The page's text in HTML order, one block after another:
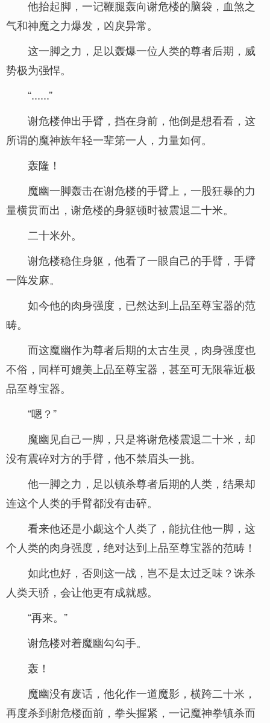
他抬起脚，一记鞭腿轰向谢危楼的脑袋，血煞之
气和神魔之力爆发，凶戾异常。
这一脚之力，足以轰爆一位人类的尊者后期，威
势极为强悍。
“......”
谢危楼伸出手臂，挡在身前，他倒是想看看，这
所谓的魔神族年轻一辈第一人，力量如何。
轰隆！
魔幽一脚轰击在谢危楼的手臂上，一股狂暴的力
量横贯而出，谢危楼的身躯顿时被震退二十米。
二十米外。
谢危楼稳住身躯，他看了一眼自己的手臂，手臂
一阵发麻。
如今他的肉身强度，已然达到上品至尊宝器的范
畴。
而这魔幽作为尊者后期的太古生灵，肉身强度也
不俗，同样可媲美上品至尊宝器，甚至可无限靠近极
品至尊宝器。
“嗯？”
魔幽见自己一脚，只是将谢危楼震退二十米，却
没有震碎对方的手臂，他不禁眉头一挑。
他一脚之力，足以镇杀尊者后期的人类，结果却
连这个人类的手臂都没有击碎。
看来他还是小觑这个人类了，能抗住他一脚，这
个人类的肉身强度，绝对达到上品至尊宝器的范畴！
如此也好，否则这一战，岂不是太过乏味？诛杀
人类天骄，会让他更有成就感。
“再来。”
谢危楼对着魔幽勾勾手。
轰！
魔幽没有废话，他化作一道魔影，横跨二十米，
再度杀到谢危楼面前，拳头握紧，一记魔神拳镇杀而